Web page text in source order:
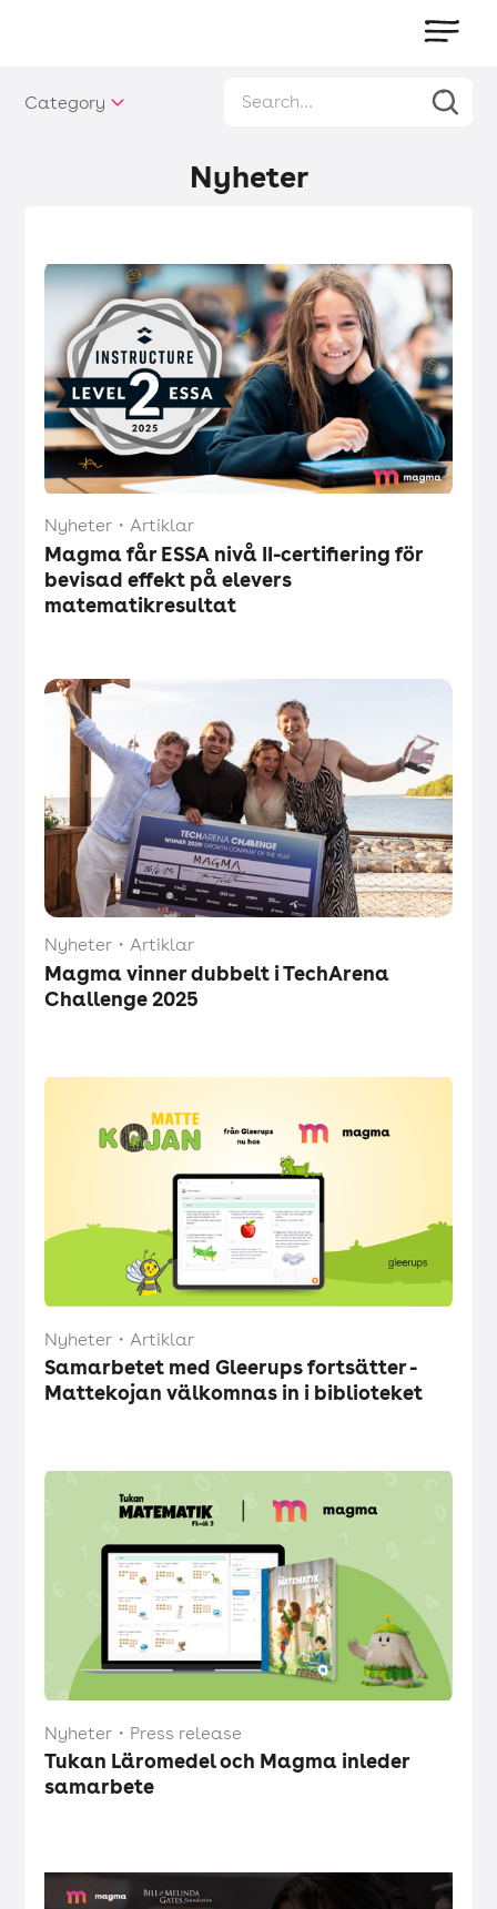
Category
Nyheter
Nyheter ・Artiklar
Magma får ESSA nivå II-certifiering för
bevisad effekt på elevers
matematikresultat
Nyheter ・Artiklar
Magma vinner dubbelt i TechArena
Challenge 2025
Nyheter ・ Artiklar
Samarbetet med Gleerups fortsätter -
Mattekojan välkomnas in i biblioteket
Nyheter ・ Press release
Tukan Läromedel och Magma inleder
samarbete